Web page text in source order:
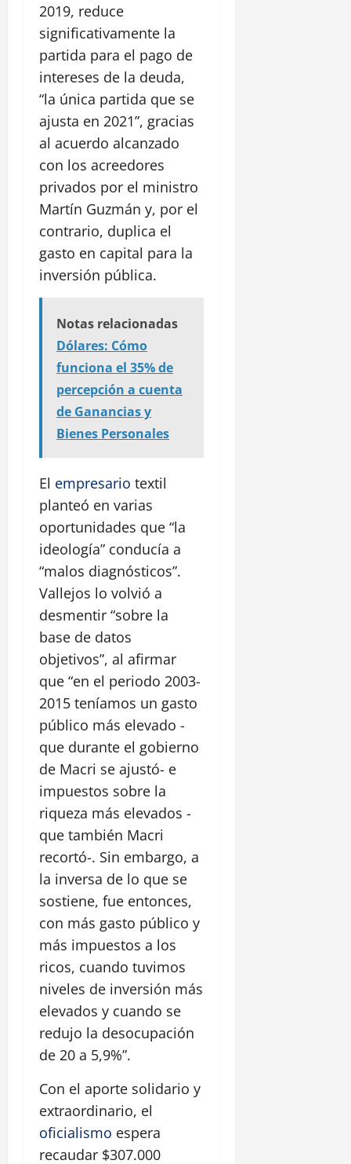
2019, reduce
significativamente la
partida para el pago de
intereses de la deuda,
“la única partida que se
ajusta en 2021”, gracias
al acuerdo alcanzado
con los acreedores
privados por el ministro
Martín Guzmán y, por el
contrario, duplica el
gasto en capital para la
inversión pública.
Notas relacionadas
Dólares: Cómo
funciona el 35% de
percepción a cuenta
de Ganancias y
Bienes Personales
El empresario textil
planteó en varias
oportunidades que “la
ideología” conducía a
“malos diagnósticos”.
Vallejos lo volvió a
desmentir “sobre la
base de datos
objetivos”, al afirmar
que “en el periodo 2003-
2015 teníamos un gasto
público más elevado -
que durante el gobierno
de Macri se ajustó- e
impuestos sobre la
riqueza más elevados -
que también Macri
recortó-. Sin embargo, a
la inversa de lo que se
sostiene, fue entonces,
con más gasto público y
más impuestos a los
ricos, cuando tuvimos
niveles de inversión más
elevados y cuando se
redujo la desocupación
de 20 a 5,9%”.
Con el aporte solidario y
extraordinario, el
oficialismo espera
recaudar $307.000